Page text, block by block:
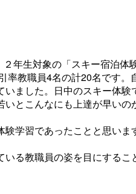
年生対象の「スキー宿泊体
率教職員4名の計20名です。
ました。日中のスキー体験
とこんなにも上達が早いの
学習であったことと思いま
る教職員の姿を目にするこ